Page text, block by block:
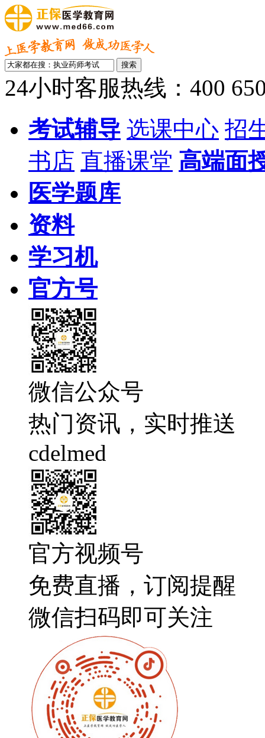
24小时客服热线：400
考试辅导 选课中心 招
书店 直播课堂 高端面
医学题库
资料
学习机
官方号
微信公众号
热门资讯，实时推送
cdelmed
官方视频号
免费直播，订阅提醒
微信扫码即可关注